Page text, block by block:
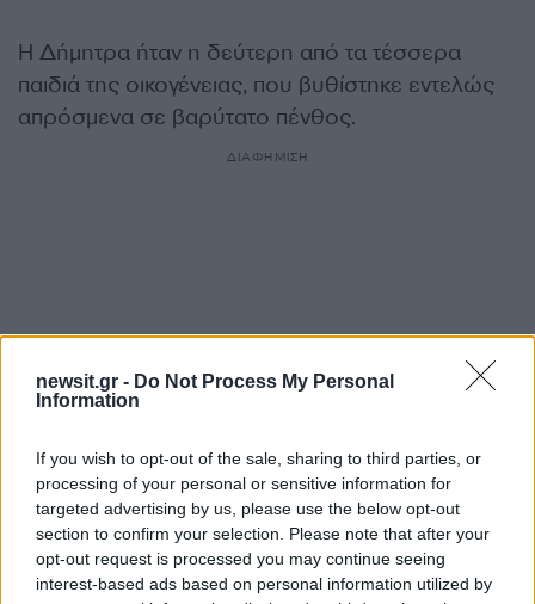
newsit.gr - Do Not Process My Personal
Information
If you wish to opt-out of the sale, sharing to third parties, or
processing of your personal or sensitive information for
targeted advertising by us, please use the below opt-out
section to confirm your selection. Please note that after your
opt-out request is processed you may continue seeing
interest-based ads based on personal information utilized by
Η Δήμητρα ήταν η δεύτερη από τα τέσσερα
παιδιά της οικογένειας, που βυθίστηκε εντελώς
απρόσμενα σε βαρύτατο πένθος.
ΔΙΑΦΗΜΙΣΗ
Αν τα χάσατε